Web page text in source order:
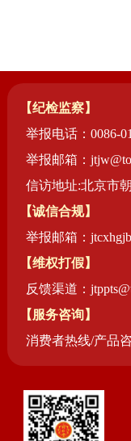
【纪检监察】
举报电话：0086-
举报邮箱：
信访地址:北京市
【诚信合规】
举报邮箱：
【维权打假】
反馈渠道：
【服务咨询】
消费者热线/产品